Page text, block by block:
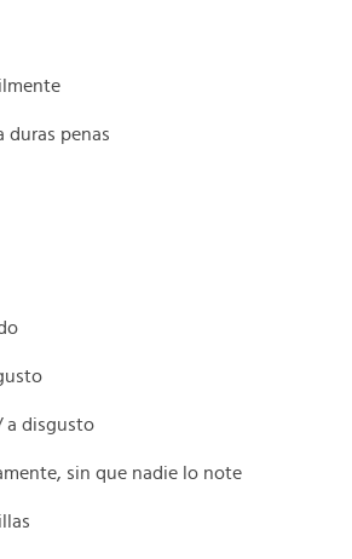
duras penas
a disgusto
sin que nadie lo note